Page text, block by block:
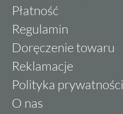
Płatność
Regulamin
Doręczenie towaru
Reklamacje
Polityka prywatności
O nas